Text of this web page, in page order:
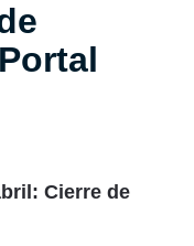
Cierre de